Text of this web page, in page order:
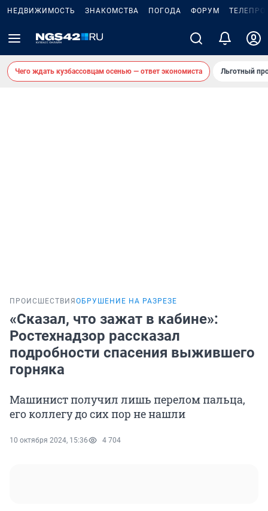
НЕДВИЖИМОСТЬ ЗНАКОМСТВА ПОГОДА ФОРУМ
Чего ждать кузбассовцам осенью — ответ экономиста Льготный
ПРОИСШЕСТВИЯ ОБРУШЕНИЕ НА РАЗРЕЗЕ
«Сказал, что зажат в кабине»:
Ростехнадзор рассказал
подробности спасения выжившего
горняка
Машинист получил лишь перелом пальца,
его коллегу до сих пор не нашли
10 октября 2024, 15:36 4 704